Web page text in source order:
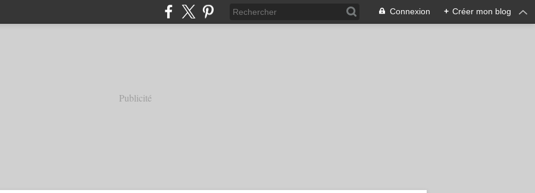
Connexion + Créer mon blog
Publicité